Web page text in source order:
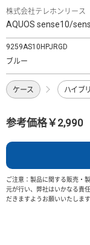
株式会社テレホンリース
AQUOS sense10/
9259AS10HPJRGD
ブルー
ケース ハイブ
参考価格￥2,990
ご注意：製品に関する販売・
元が行い、弊社はいかなる責
だきますようお願いいたします